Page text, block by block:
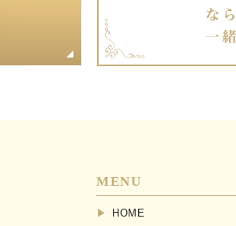
MENU
HOME